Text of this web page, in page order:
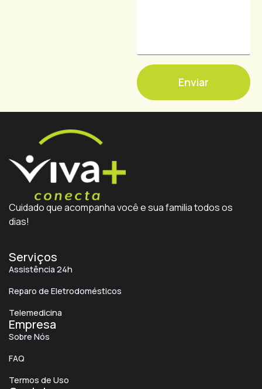
Enviar
Cuidado que acompanha você e sua familia todos os
dias!
Serviços
Assistência 24h
Reparo de Eletrodomésticos
Telemedicina
Empresa
Sobre Nós
FAQ
Termos de Uso